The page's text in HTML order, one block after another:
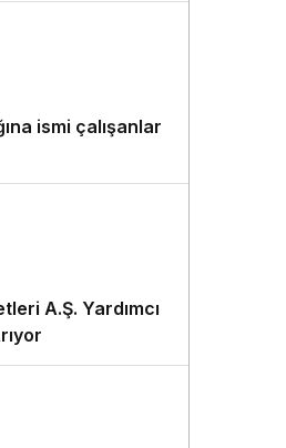
ismi çalışanlar
A.Ş. Yardımcı